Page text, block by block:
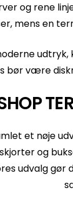
og rene
mens en
bør være
et nøje
og
udvalg